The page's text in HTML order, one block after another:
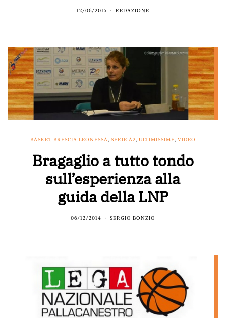
12/06/2015 REDAZIONE
BASKET BRESCIA LEONESSA SERIE A2 ULTIMISSIME VIDEO
Bragaglio a tutto tondo
sull’esperienza alla
guida della LNP
06/12/2014 SERGIO BONZIO